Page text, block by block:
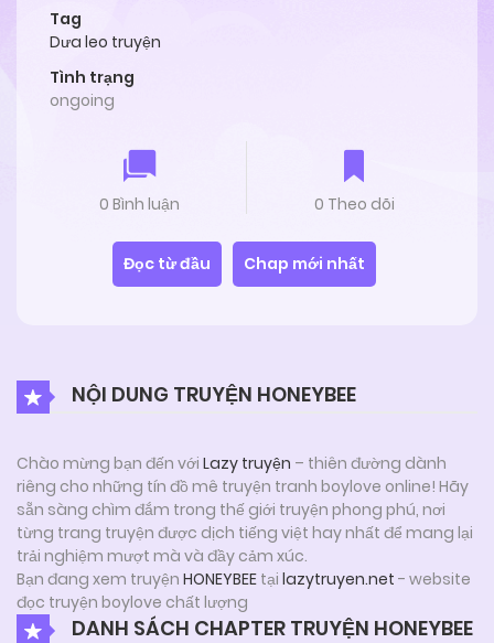
Tag
Dưa leo truyện
Tình trạng
ongoing
0 Bình luận 0 Theo dõi
Đọc từ đầu Chap mới nhất
NỘI DUNG TRUYỆN HONEYBEE
Chào mừng bạn đến với Lazy truyện – thiên đường dành
riêng cho những tín đồ mê truyện tranh boylove online! Hãy
sẵn sàng chìm đắm trong thế giới truyện phong phú, nơi
từng trang truyện được dịch tiếng việt hay nhất để mang lại
trải nghiệm mượt mà và đầy cảm xúc.
Bạn đang xem truyện HONEYBEE tại lazytruyen.net - website
đọc truyện boylove chất lượng
DANH SÁCH CHAPTER TRUYỆN HONEYBEE